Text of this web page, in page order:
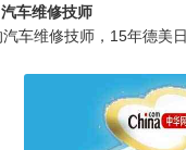
汽车维修技师